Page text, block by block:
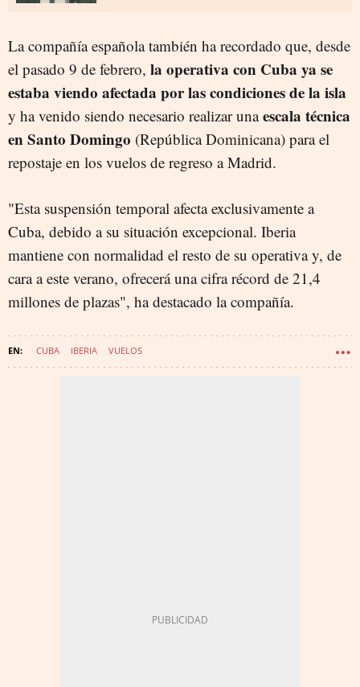
La compañía española también ha recordado que, desde
el pasado 9 de febrero, la operativa con Cuba ya se
estaba viendo afectada por las condiciones de la isla
y ha venido siendo necesario realizar unaescala técnica
en Santo Domingo (República Dominicana) para el
repostaje en los vuelos de regreso a Madrid.
"Esta suspensión temporal afecta exclusivamente a
Cuba, debido a su situación excepcional. Iberia
mantiene con normalidad el resto de su operativa y, de
cara a este verano, ofrecerá una cifra récord de 21,4
millones de plazas", ha destacado la compañía.
CUBA IBERIA VUELOS